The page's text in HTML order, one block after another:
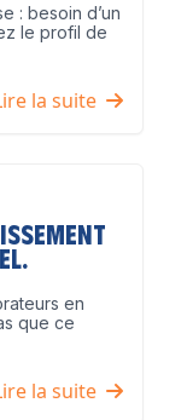
: besoin d’un
le profil de
la suite
en
que ce
la suite